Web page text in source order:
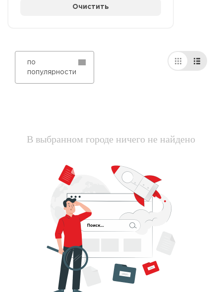
Очистить
по
популярности
В выбранном городе ничего не найдено